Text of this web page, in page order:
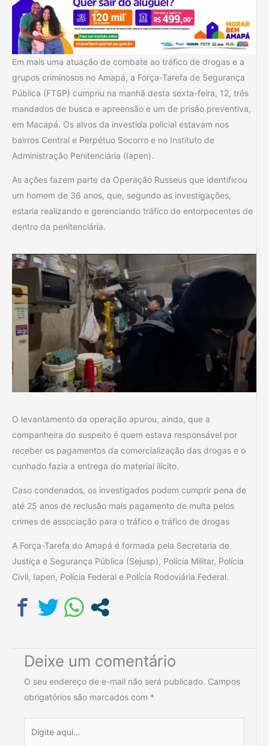
Em mais uma atuação de combate ao tráfico de drogas e a
grupos criminosos no Amapá, a Força-Tarefa de Segurança
Pública (FTSP) cumpriu na manhã desta sexta-feira, 12, três
mandados de busca e apreensão e um de prisão preventiva,
em Macapá. Os alvos da investida policial estavam nos
bairros Central e Perpétuo Socorro e no Instituto de
Administração Penitenciária (Iapen).
As ações fazem parte da Operação Russeus que identificou
um homem de 36 anos, que, segundo as investigações,
estaria realizando e gerenciando tráfico de entorpecentes de
dentro da penitenciária.
O levantamento da operação apurou, ainda, que a
companheira do suspeito é quem estava responsável por
receber os pagamentos da comercialização das drogas e o
cunhado fazia a entrega do material ilícito.
Caso condenados, os investigados podem cumprir pena de
até 25 anos de reclusão mais pagamento de multa pelos
crimes de associação para o tráfico e tráfico de drogas
A Força-Tarefa do Amapá é formada pela Secretaria de
Justiça e Segurança Pública (Sejusp), Polícia Militar, Polícia
Civil, Iapen, Polícia Federal e Polícia Rodoviária Federal.
Deixe um comentário
O seu endereço de e-mail não será publicado. Campos
obrigatórios são marcados com *
aqui...